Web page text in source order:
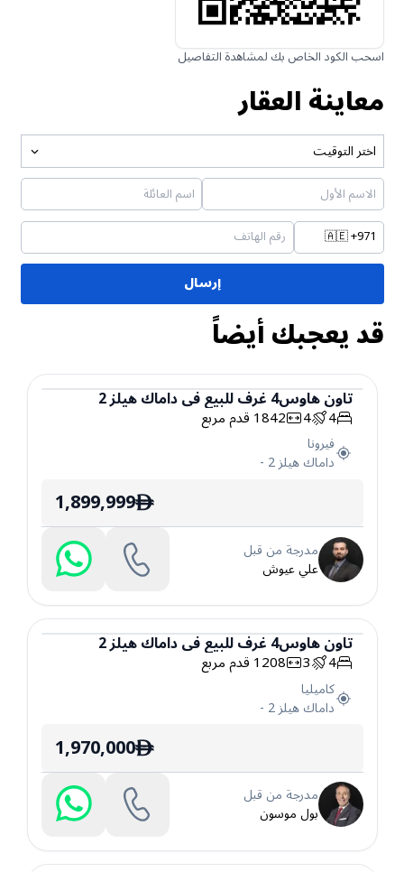
اسحب الكود الخاص بك لمشاهدة التفاصيل
معاينة العقار
اختر التوقيت
🇦🇪+971
إرسال
قد يعجبك أيضاً
تاون هاوس
تاون هاوس4غرفللبيعفيداماك هيلز 2
4
4
1842قدم مربع
فيرونا
داماك هيلز 2 -
ê
1,899,999
مدرجة من قبل
علي عيوش
تاون هاوس
تاون هاوس4غرفللبيعفيداماك هيلز 2
4
3
1208قدم مربع
كاميليا
داماك هيلز 2 -
ê
1,970,000
مدرجة من قبل
بول موسون